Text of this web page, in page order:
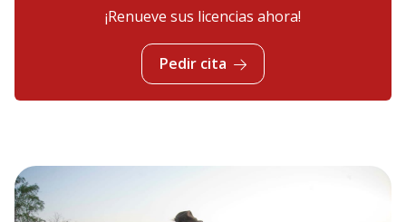
¡Renueve sus licencias ahora!
Pedir cita